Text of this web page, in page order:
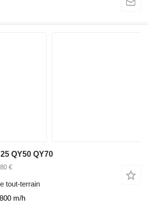
QY50 QY70
€
tout-terrain
800 m/h